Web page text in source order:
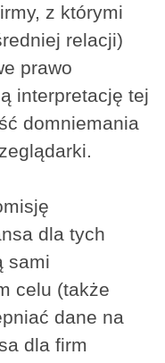
z którymi
relacji)
prawo
interpretację tej
domniemania
dla tych
sami
celu (także
dane na
dla firm